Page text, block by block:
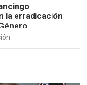
la erradicación